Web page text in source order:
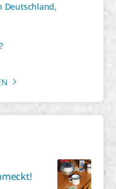
Deutschland,